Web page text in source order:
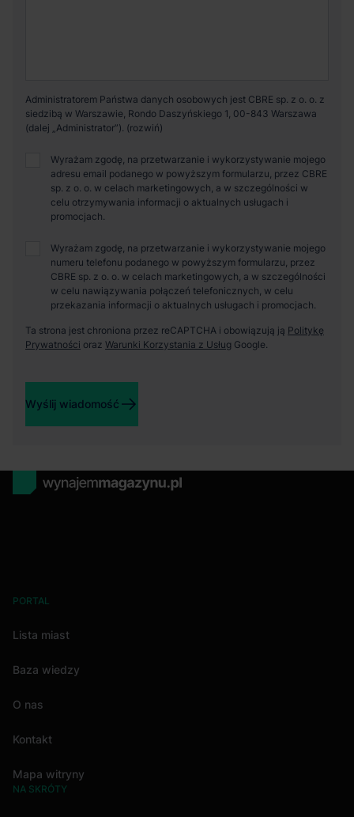
Administratorem Państwa danych osobowych jest CBRE sp. z o. o. z
siedzibą w Warszawie, Rondo Daszyńskiego 1, 00-843 Warszawa
(dalej „Administrator”).
Wyrażam zgodę, na przetwarzanie i wykorzystywanie mojego
adresu email podanego w powyższym formularzu, przez CBRE
sp. z o. o. w celach marketingowych, a w szczególności w
celu otrzymywania informacji o aktualnych usługach i
promocjach.
Wyrażam zgodę, na przetwarzanie i wykorzystywanie mojego
numeru telefonu podanego w powyższym formularzu, przez
CBRE sp. z o. o. w celach marketingowych, a w szczególności
w celu nawiązywania połączeń telefonicznych, w celu
przekazania informacji o aktualnych usługach i promocjach.
Ta strona jest chroniona przez reCAPTCHA i obowiązują ją Politykę
Prywatności oraz Warunki Korzystania z Usług Google.
Wyślij wiadomość
PORTAL
Lista miast
Baza wiedzy
O nas
Kontakt
Mapa witryny
NA SKRÓTY